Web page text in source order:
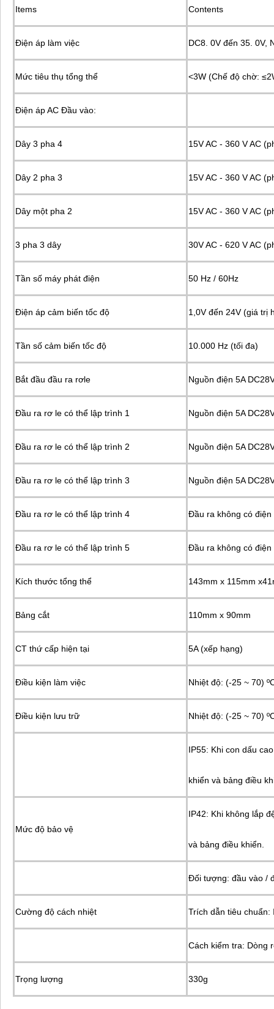
Items Contents
Điện áp làm việc DC8. 0V đến 35. 0V,
Mức tiêu thụ tổng thể <3W (Chế độ chờ:
Điện áp AC Đầu vào:
Dây 3 pha 4 15V AC - 360 V AC
Dây 2 pha 3 15V AC - 360 V AC
Dây một pha 2 15V AC - 360 V AC
3 pha 3 dây 30V AC - 620 V AC
Tần số máy phát điện 50 Hz / 60Hz
Điện áp cảm biến tốc độ 1,0V đến 24V (giá trị
Tần số cảm biến tốc độ 10.000 Hz (tối đa)
Bắt đầu đầu ra rơle Nguồn điện 5A
Đầu ra rơ le có thể lập trình 1 Nguồn điện 5A
Đầu ra rơ le có thể lập trình 2 Nguồn điện 5A
Đầu ra rơ le có thể lập trình 3 Nguồn điện 5A
Đầu ra rơ le có thể lập trình 4 Đầu ra không có điện
Đầu ra rơ le có thể lập trình 5 Đầu ra không có điện
Kích thước tổng thể 143mm x 115mm
Bảng cắt 110mm x 90mm
CT thứ cấp hiện tại 5A (xếp hạng)
Điều kiện làm việc Nhiệt độ: (-25 ~ 70)
Điều kiện lưu trữ Nhiệt độ: (-25 ~ 70)
IP55: Khi con dấu
khiển và bảng điều
Mức độ bảo vệ
IP42: Khi không lắp
và bảng điều khiển.
Đối tượng: đầu vào /
Cường độ cách nhiệt Trích dẫn tiêu chuẩn:
Cách kiểm tra: Dòng
Trọng lượng 330g